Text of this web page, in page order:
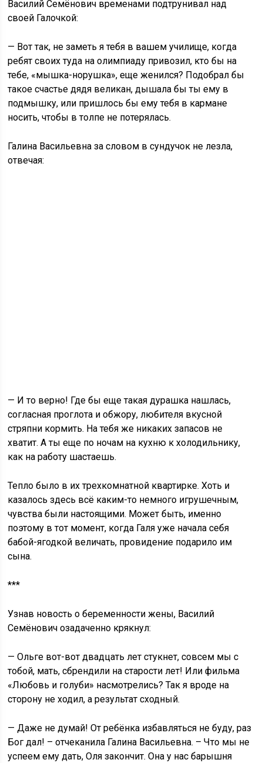
Василий Семёнович временами подтрунивал над
своей Галочкой:
— Вот так, не заметь я тебя в вашем училище, когда
ребят своих туда на олимпиаду привозил, кто бы на
тебе, «мышка-норушка», еще женился? Подобрал бы
такое счастье дядя великан, дышала бы ты ему в
подмышку, или пришлось бы ему тебя в кармане
носить, чтобы в толпе не потерялась.
Галина Васильевна за словом в сундучок не лезла,
отвечая:
— И то верно! Где бы еще такая дурашка нашлась,
согласная проглота и обжору, любителя вкусной
стряпни кормить. На тебя же никаких запасов не
хватит. А ты еще по ночам на кухню к холодильнику,
как на работу шастаешь.
Тепло было в их трехкомнатной квартирке. Хоть и
казалось здесь всё каким-то немного игрушечным,
чувства были настоящими. Может быть, именно
поэтому в тот момент, когда Галя уже начала себя
бабой-ягодкой величать, провидение подарило им
сына.
***
Узнав новость о беременности жены, Василий
Семёнович озадаченно крякнул:
— Ольге вот-вот двадцать лет стукнет, совсем мы с
тобой, мать, сбрендили на старости лет! Или фильма
«Любовь и голуби» насмотрелись? Так я вроде на
сторону не ходил, а результат сходный.
— Даже не думай! От ребёнка избавляться не буду, раз
Бог дал! – отчеканила Галина Васильевна. – Что мы не
успеем ему дать, Оля закончит. Она у нас барышня